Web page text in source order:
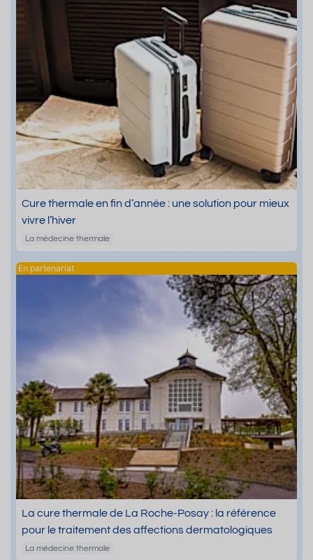
Cure thermale en fin d’année : une solution pour mieux
vivre l’hiver
La médecine thermale
La cure thermale de La Roche-Posay : la référence
pour le traitement des affections dermatologiques
La médecine thermale